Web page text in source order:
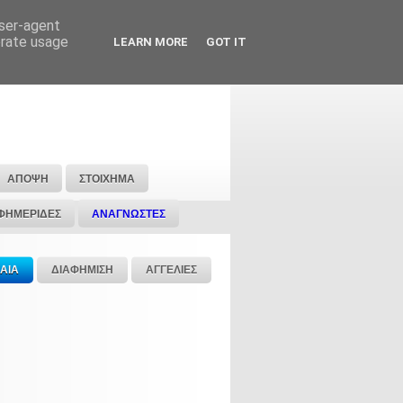
ΑΠΟΨΗ ΣΤΟΙΧΗΜΑ
ΑΝΑΓΝΩΣΤΕΣ
ΔΙΑΦΗΜΙΣΗ ΑΓΓΕΛΙΕΣ
agent
usage
LEARN MORE GOT IT